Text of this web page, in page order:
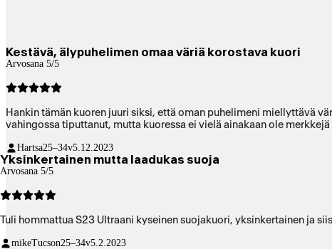
Kestävä, älypuhelimen omaa väriä korostava kuori
Arvosana 5/5
Hankin tämän kuoren juuri siksi, että oman puhelimeni miellyttävä
vahingossa tiputtanut, mutta kuoressa ei vielä ainakaan ole
Hartsa25–34v5.12.2023
Yksinkertainen mutta laadukas suoja
Arvosana 5/5
Tuli hommattua S23 Ultraani kyseinen suojakuori, yksinkertainen ja
mikeTucson25–34v5.2.2023